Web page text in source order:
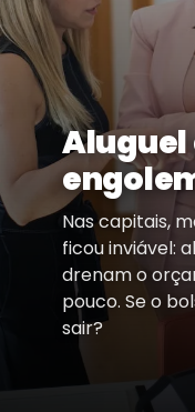
Aluguel
Nas capitais,
ficou inviável:
drenam o
pouco. Se o
sair?